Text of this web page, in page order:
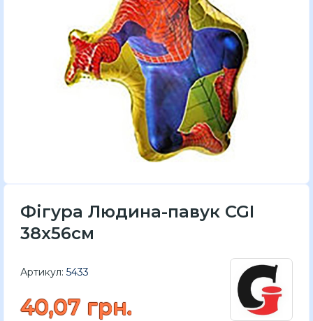
Фігура Людина-павук CGI
38x56см
Артикул: 5433
40,07 грн.